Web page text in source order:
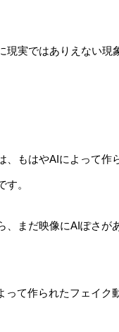
現実ではありえない
、もはやAIによって
。
、まだ映像にAIぽさが
って作られたフェイク